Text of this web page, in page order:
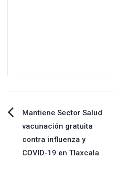
Navegación
de
Mantiene Sector Salud
vacunación gratuita
contra influenza y
COVID-19 en Tlaxcala